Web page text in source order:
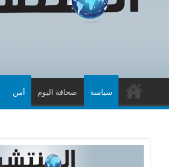
سياسة صحافة اليوم أمن